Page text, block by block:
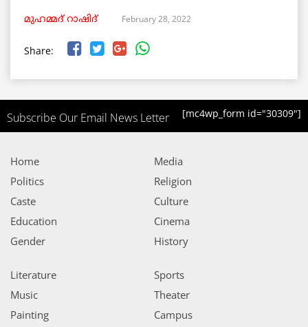
മുഹമ്മദ് റാഷിദ്‌ February 28, 2022
Share:
Subscribe Our Email News Letter [mc4wp_form id="30309"]
Home
Politics
Caste
Education
Gender
Media
Religion
Culture
Cinema
History
Literature
Music
Painting
Sports
Theater
Campus